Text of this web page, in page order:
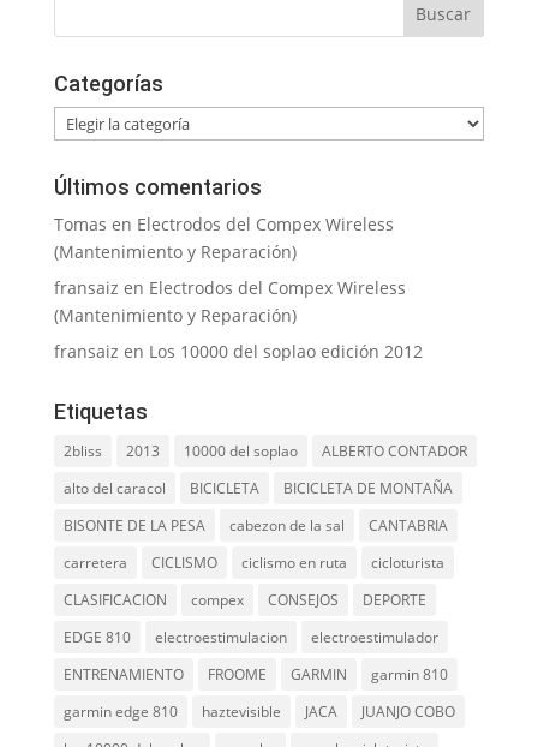
Categorías
Categorías
Últimos comentarios
Tomas en Electrodos del Compex Wireless
(Mantenimiento y Reparación)
fransaiz en Electrodos del Compex Wireless
(Mantenimiento y Reparación)
fransaiz en Los 10000 del soplao edición 2012
Etiquetas
2bliss 2013 10000 del soplao
ALBERTO CONTADOR
alto del caracol
BICICLETA
BICICLETA DE MONTAÑA
BISONTE DE LA PESA
cabezon de la sal
CANTABRIA
carretera
CICLISMO ciclismo en ruta
cicloturista
CLASIFICACION
compex CONSEJOS
DEPORTE
EDGE 810
electroestimulacion
electroestimulador
ENTRENAMIENTO
FROOME GARMIN
garmin 810
garmin edge 810
haztevisible JACA
JUANJO COBO